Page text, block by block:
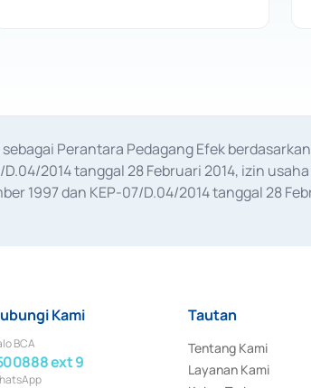
Perantara Pedagang Efek
D.04/2014 tanggal 28 Februari 2014, izin
1997 dan KEP-07/D.04/2014 tanggal 28
Kami
BCA
ext 9
Tautan
Tentang Kami
Layanan Kami